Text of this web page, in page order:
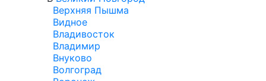
Верхняя Пышма
Видное
Владивосток
Владимир
Внуково
Волгоград